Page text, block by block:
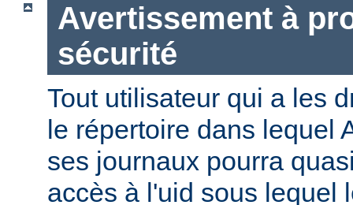
Avertissement à
sécurité
Tout utilisateur qui a les
le répertoire dans lequel
ses journaux pourra
accès à l'uid sous lequel